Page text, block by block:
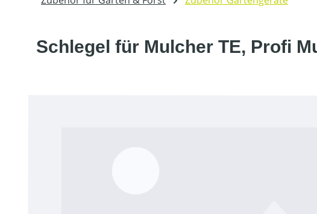
Schlegel für Mulcher TE, Profi